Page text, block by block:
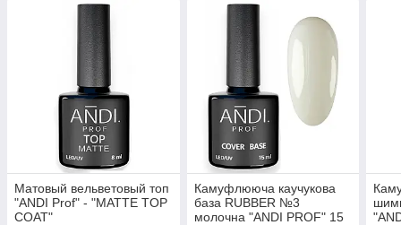
Матовый вельветовый топ
"ANDI Prof" - "MATTE TOP
COAT"
Камуфлююча каучукова
база RUBBER №3
молочна "ANDI PROF" 15